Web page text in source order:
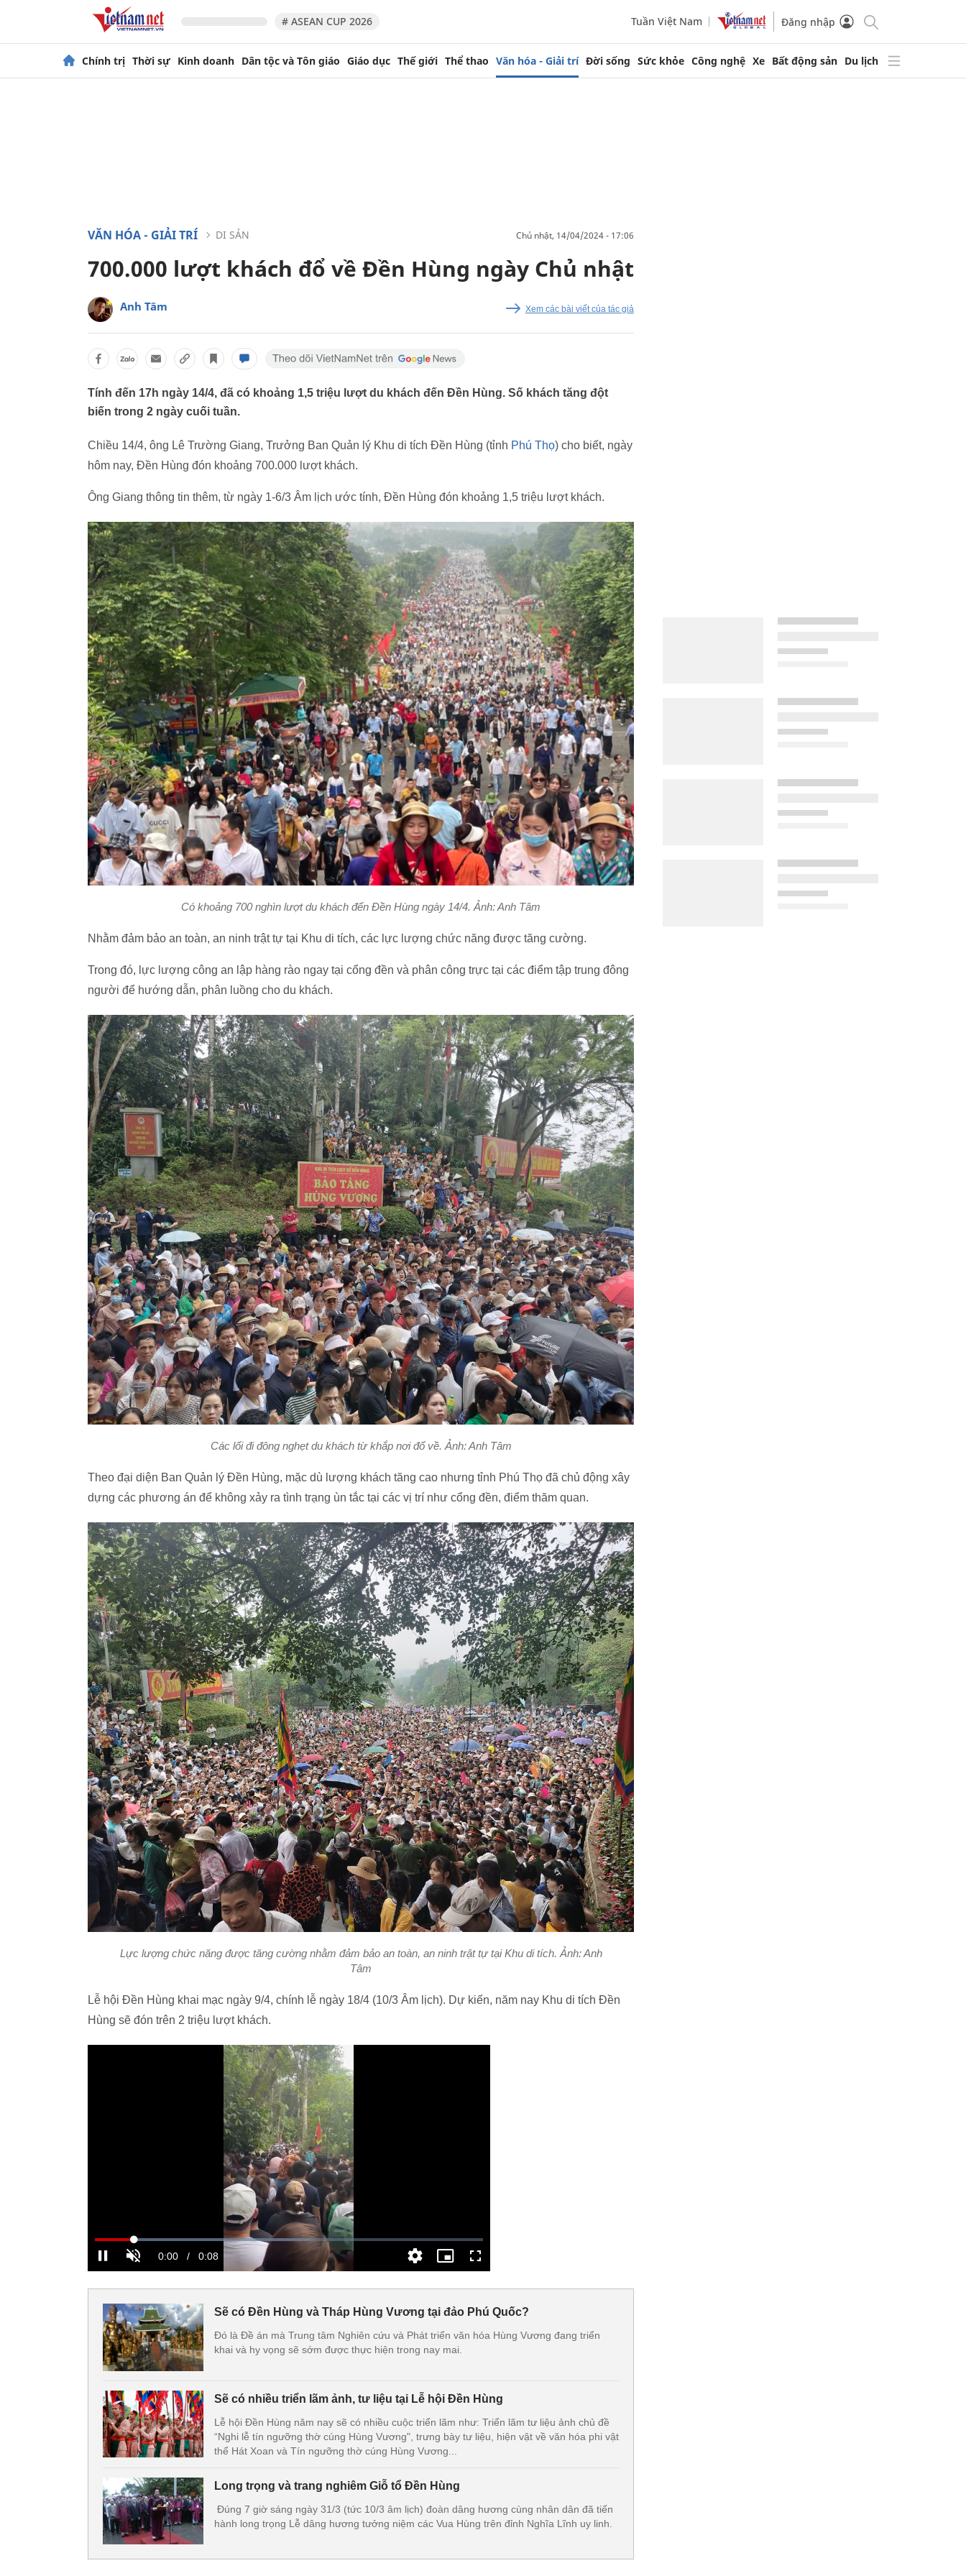
# ASEAN CUP 2026 Tuần Việt Nam Đăng nhập
Chính trị Thời sự Kinh doanh Dân tộc và Tôn giáo Giáo dục Thế giới Thể thao Văn hóa - Giải trí Đời sống Sức khỏe Công nghệ Xe Bất động sản Du lịch
VĂN HÓA - GIẢI TRÍ DI SẢN chủ nhật, 14/04/2024 - 17:06
700.000 lượt khách đổ về Đền Hùng ngày Chủ nhật
Anh Tâm Xem các bài viết của tác giả
Tính đến 17h ngày 14/4, đã có khoảng 1,5 triệu lượt du khách đến Đền Hùng. Số khách tăng đột
biến trong 2 ngày cuối tuần.
Chiều 14/4, ông Lê Trường Giang, Trưởng Ban Quản lý Khu di tích Đền Hùng (tỉnh Phú Thọ) cho biết, ngày
hôm nay, Đền Hùng đón khoảng 700.000 lượt khách.
Ông Giang thông tin thêm, từ ngày 1-6/3 Âm lịch ước tính, Đền Hùng đón khoảng 1,5 triệu lượt khách.
Có khoảng 700 nghìn lượt du khách đến Đền Hùng ngày 14/4. Ảnh: Anh Tâm
Nhằm đảm bảo an toàn, an ninh trật tự tại Khu di tích, các lực lượng chức năng được tăng cường.
Trong đó, lực lượng công an lập hàng rào ngay tại cổng đền và phân công trực tại các điểm tập trung đông
người để hướng dẫn, phân luồng cho du khách.
Các lối đi đông nghẹt du khách từ khắp nơi đổ về. Ảnh: Anh Tâm
Theo đại diện Ban Quản lý Đền Hùng, mặc dù lượng khách tăng cao nhưng tỉnh Phú Thọ đã chủ động xây
dựng các phương án để không xảy ra tình trạng ùn tắc tại các vị trí như cổng đền, điểm thăm quan.
Lực lượng chức năng được tăng cường nhằm đảm bảo an toàn, an ninh trật tự tại Khu di tích. Ảnh: Anh
Tâm
Lễ hội Đền Hùng khai mạc ngày 9/4, chính lễ ngày 18/4 (10/3 Âm lịch). Dự kiến, năm nay Khu di tích Đền
Hùng sẽ đón trên 2 triệu lượt khách.
Sẽ có Đền Hùng và Tháp Hùng Vương tại đảo Phú Quốc?
Đó là Đề án mà Trung tâm Nghiên cứu và Phát triển văn hóa Hùng Vương đang triển
khai và hy vọng sẽ sớm được thực hiện trong nay mai.
Sẽ có nhiều triển lãm ảnh, tư liệu tại Lễ hội Đền Hùng
Lễ hội Đền Hùng năm nay sẽ có nhiều cuộc triển lãm như: Triển lãm tư liệu ảnh chủ đề
“Nghi lễ tín ngưỡng thờ cúng Hùng Vương", trưng bày tư liệu, hiện vật về văn hóa phi vật
thể Hát Xoan và Tín ngưỡng thờ cúng Hùng Vương...
Long trọng và trang nghiêm Giỗ tổ Đền Hùng
Đúng 7 giờ sáng ngày 31/3 (tức 10/3 âm lịch) đoàn dâng hương cùng nhân dân đã tiến
hành long trọng Lễ dâng hương tưởng niệm các Vua Hùng trên đỉnh Nghĩa Lĩnh uy linh.